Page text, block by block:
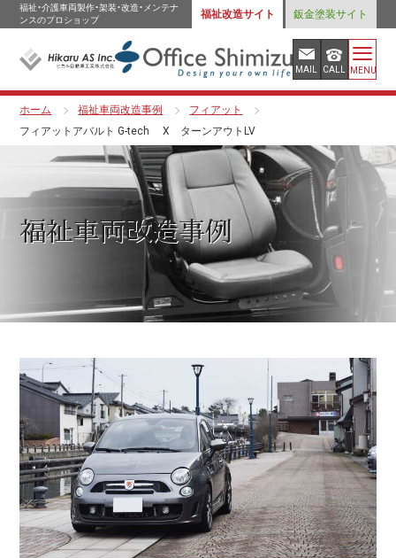
福祉・介護車両製作・架装・改造・メンテナ
ンスのプロショップ
福祉改造サイト 鈑金塗装サイト
MAIL CALL MENU
ホーム 福祉車両改造事例
フィアット
フィアットアバルト G-tech X ターンアウトLV
福祉車両改造事例